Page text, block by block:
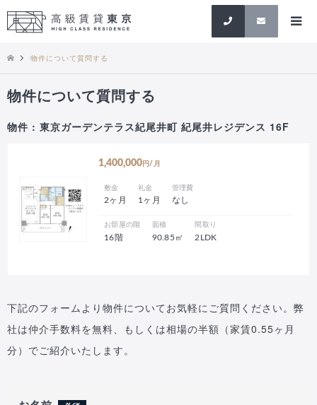
検索
物件について質問する
物件について質問する
物件 : 東京ガーデンテラス紀尾井町 紀尾井レジデンス 16F
1,400,000 円/月
敷金
2ヶ月
礼金
1ヶ月
管理費
なし
お部屋の階
16階
面積
90.85㎡
間取り
2LDK
下記のフォームより物件についてお気軽にご質問ください。弊
社は仲介手数料を無料、もしくは相場の半額（家賃0.55ヶ月
分）でご紹介いたします。